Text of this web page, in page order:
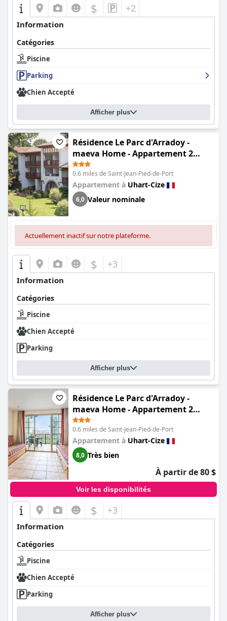
$ +2
Information
Catégories
Piscine
Parking
Chien Accepté
Afficher plus
Résidence Le Parc d'Arradoy -
maeva Home - Appartement 2
pièces 5 personnes - Sélection MAE-
2374
0.6 miles de Saint-Jean-Pied-de-Port
Appartement à Uhart-Cize
6,0 Valeur nominale
Actuellement inactif sur notre plateforme.
$ +3
Information
Catégories
Piscine
Chien Accepté
Parking
Afficher plus
Résidence Le Parc d'Arradoy -
maeva Home - Appartement 2
Pièces 5 Personnes - Confort MAE-
0856
0.6 miles de Saint-Jean-Pied-de-Port
Appartement à Uhart-Cize
8,0 Très bien
À partir de 80 $
Voir les disponibilités
$ +3
Information
Catégories
Piscine
Chien Accepté
Parking
Afficher plus